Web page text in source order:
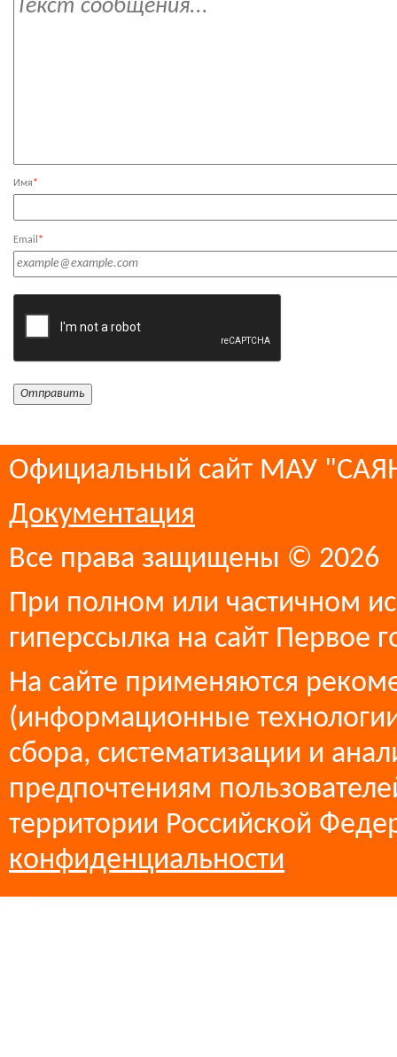
Имя*
Email *
Официальный сайт МАУ
Документация
Все права защищены © 2026
При полном или частичном
гиперссылка на сайт Первое
На сайте применяются
(информационные
сбора, систематизации и
предпочтениям
территории Российской
конфиденциальности